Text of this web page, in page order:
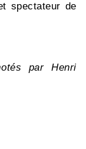
spectateur de
par Henri